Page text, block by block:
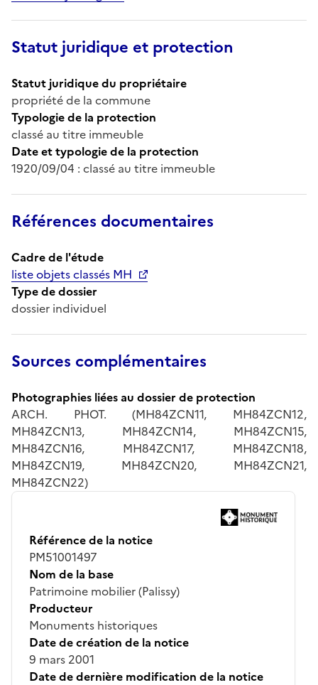
Statut juridique et protection
Statut juridique du propriétaire
propriété de la commune
Typologie de la protection
classé au titre immeuble
Date et typologie de la protection
1920/09/04 : classé au titre immeuble
Références documentaires
Cadre de l'étude
liste objets classés MH
Type de dossier
dossier individuel
Sources complémentaires
Photographies liées au dossier de protection
ARCH. PHOT. (MH84ZCN11, MH84ZCN12,
MH84ZCN13, MH84ZCN14, MH84ZCN15,
MH84ZCN16, MH84ZCN17, MH84ZCN18,
MH84ZCN19, MH84ZCN20, MH84ZCN21,
MH84ZCN22)
Référence de la notice
PM51001497
Nom de la base
Patrimoine mobilier (Palissy)
Producteur
Monuments historiques
Date de création de la notice
9 mars 2001
Date de dernière modification de la notice